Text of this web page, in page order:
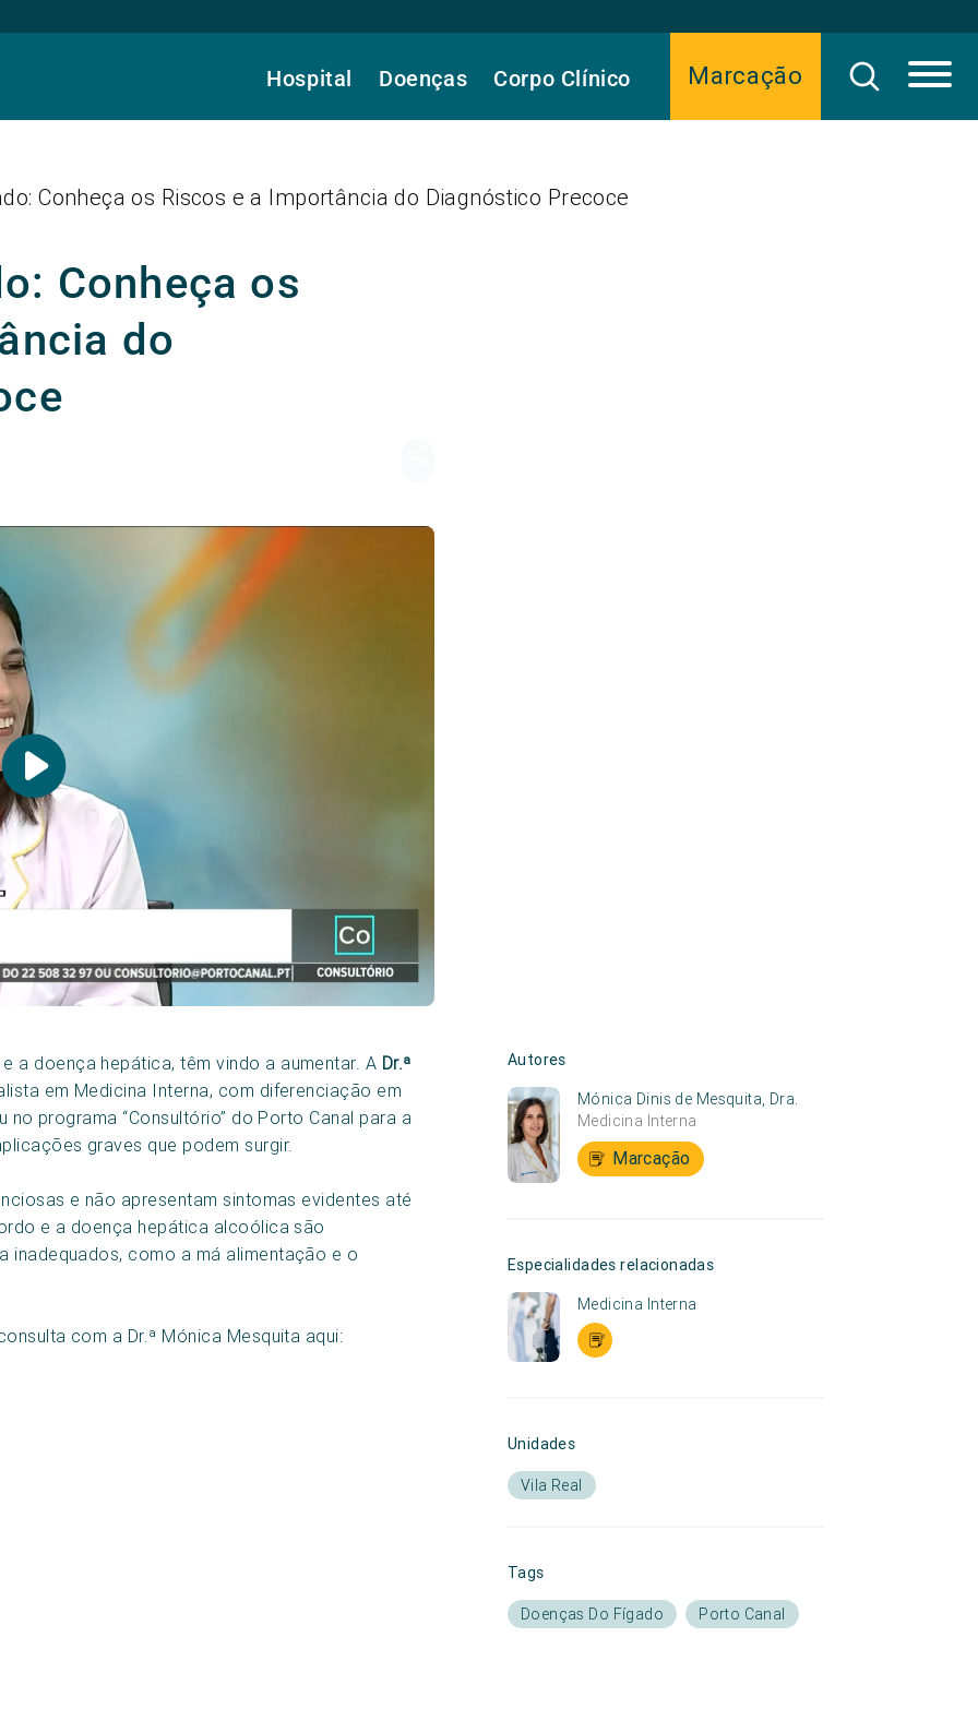
Marcação
Hospital Doenças Corpo Clínico
Conheça os Riscos e a Importância do Diagnóstico Precoce
Conheça os
do
a doença hepática, têm vindo a aumentar. A Dr.ª
em Medicina Interna, com diferenciação em
programa “Consultório” do Porto Canal para a
graves que podem surgir.
e não apresentam sintomas evidentes até
e a doença hepática alcoólica são
inadequados, como a má alimentação e o
com a Dr.ª Mónica Mesquita aqui:
Autores
Mónica Dinis de Mesquita, Dra.
Medicina Interna
Marcação
Especialidades relacionadas
Medicina Interna
Unidades
Vila Real
Tags
Doenças Do Fígado Porto Canal